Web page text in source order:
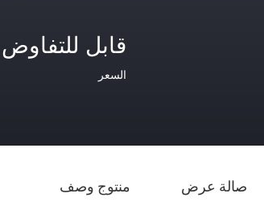
قابل للتفاوض
السعر
صالة عرض منتوج وصف